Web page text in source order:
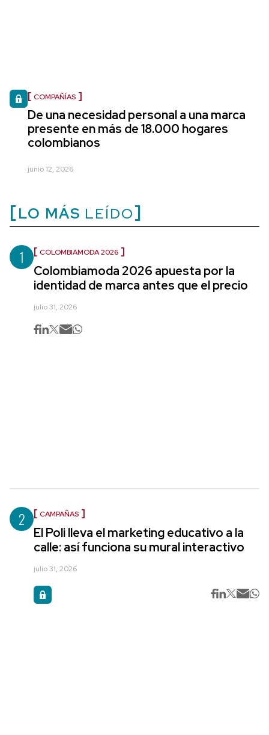
COMPAÑÍAS
De una necesidad personal a una marca
presente en más de 18.000 hogares
colombianos
junio 12, 2026
LO MÁS LEÍDO
1 COLOMBIAMODA 2026
Colombiamoda 2026 apuesta por la
identidad de marca antes que el precio
julio 31, 2026
2 CAMPAÑAS
El Poli lleva el marketing educativo a la
calle: así funciona su mural interactivo
julio 31, 2026